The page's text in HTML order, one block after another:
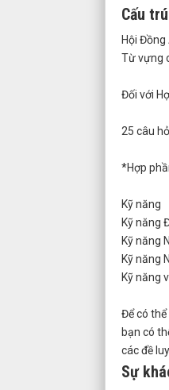
Cấu
Hội
Từ vựng
Đối với
25 câu
*Hợp
Kỹ năng
Kỹ
Kỹ
Kỹ
Kỹ
Để có
bạn có
các đề
Sự